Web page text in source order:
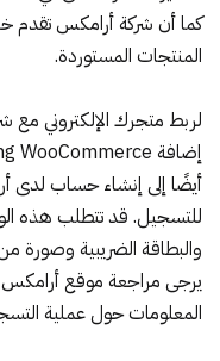
كما أن شركة أرامكس تقدم
المنتجات المستوردة.
إضافة
للتسجيل. قد تتطلب هذه
والبطاقة الضريبية وصورة
المعلومات حول عملية